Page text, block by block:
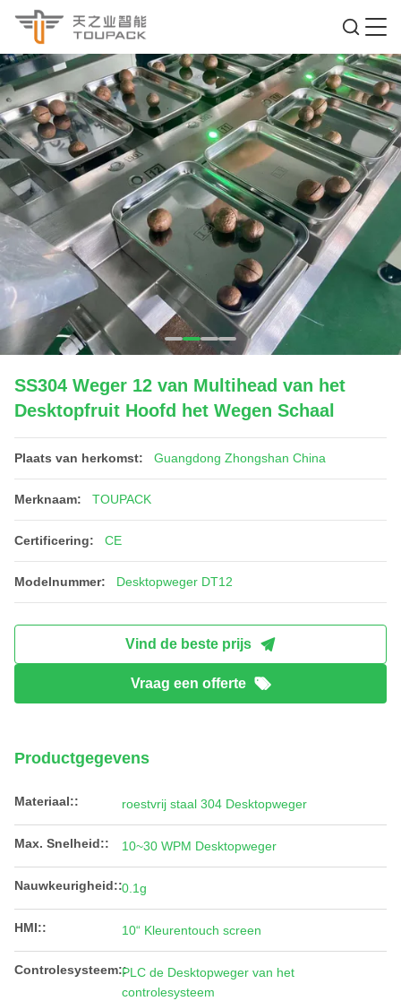
SS304 Weger 12 van Multihead van het
Desktopfruit Hoofd het Wegen Schaal
Plaats van herkomst: Guangdong Zhongshan China
Merknaam: TOUPACK
Certificering: CE
Modelnummer: Desktopweger DT12
Vind de beste prijs
Vraag een offerte
Productgegevens
Materiaal:: roestvrij staal 304 Desktopweger
Max. Snelheid:: 10~30 WPM Desktopweger
Nauwkeurigheid::0.1g
HMI:: 10“ Kleurentouch screen
Controlesysteem::PLC de Desktopweger van het
controlesysteem